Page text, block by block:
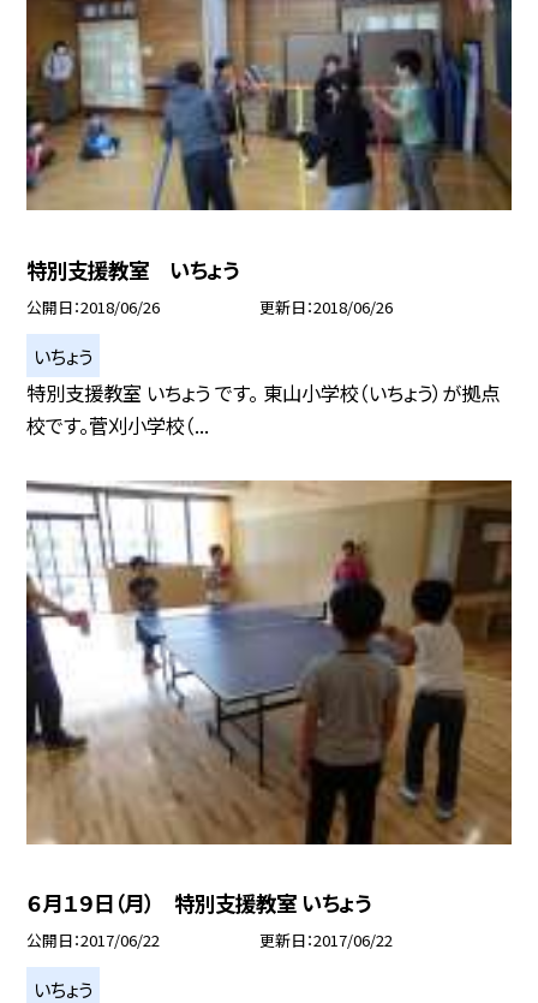
特別支援教室 いちょう
公開日 2018/06/26 更新日 2018/06/26
いちょう
特別支援教室 いちょう です。 東山小学校（いちょう）が拠点
校です。菅刈小学校（...
６月１９日（月） 特別支援教室 いちょう
公開日 2017/06/22 更新日 2017/06/22
いちょう